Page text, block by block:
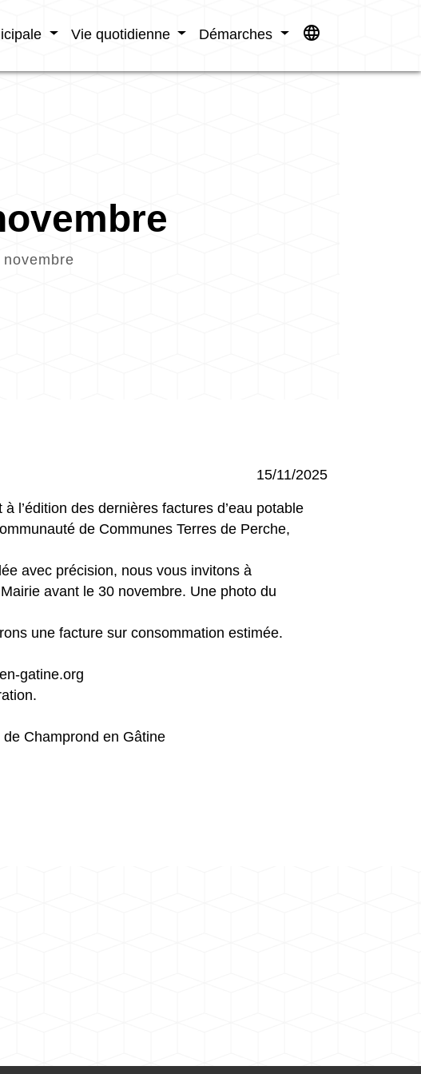
Vie quotidienne Démarches language
15/11/2025
l’édition des dernières factures d’eau potable
de Communes Terres de Perche,
avec précision, nous vous invitons à
avant le 30 novembre. Une photo du
une facture sur consommation estimée.
gatine.org
Champrond en Gâtine